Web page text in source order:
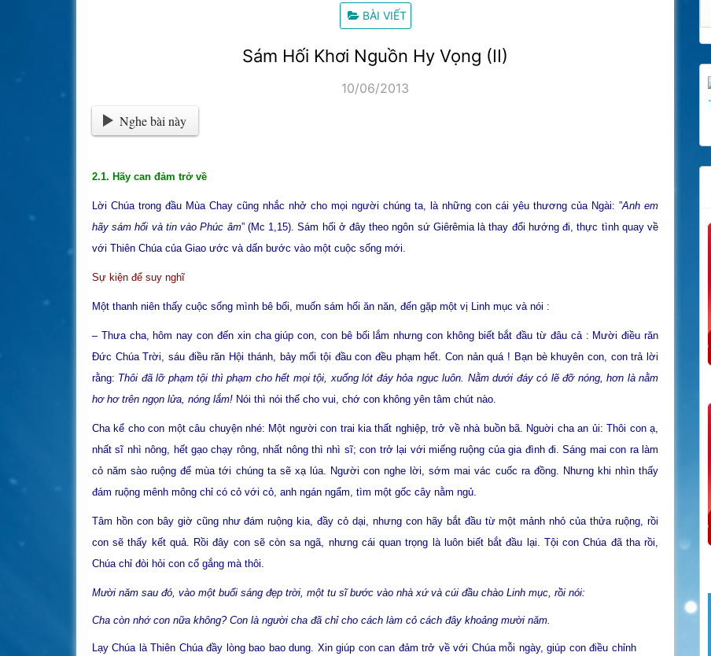
BÀI VIẾT
Sám Hối Khơi Nguồn Hy Vọng (II)
10/06/2013
Nghe bài này
2.1. Hãy can đảm trở về
Lời Chúa trong đầu Mùa Chay cũng nhắc nhở cho mọi người chúng ta, là những con cái yêu thương của Ngài: ”Anh em
hãy sám hối và tin vào Phúc âm” (Mc 1,15). Sám hối ở đây theo ngôn sứ Giêrêmia là thay đổi hướng đi, thực tình quay về
với Thiên Chúa của Giao ước và dấn bước vào một cuộc sống mới.
Sự kiện để suy nghĩ
Một thanh niên thấy cuộc sống mình bê bối, muốn sám hối ăn năn, đến gặp một vị Linh mục và nói :
– Thưa cha, hôm nay con đến xin cha giúp con, con bê bối lắm nhưng con không biết bắt đầu từ đâu cả : Mười điều răn
Đức Chúa Trời, sáu điều răn Hội thánh, bảy mối tội đầu con đều phạm hết. Con nản quá ! Bạn bè khuyên con, con trả lời
rằng: Thôi đã lỡ phạm tội thì phạm cho hết mọi tội, xuống lót đáy hỏa ngục luôn. Nằm dưới đáy có lẽ đỡ nóng, hơn là nằm
hơ hơ trên ngọn lửa, nóng lắm! Nói thì nói thế cho vui, chớ con không yên tâm chút nào.
Cha kể cho con một câu chuyện nhé: Một người con trai kia thất nghiệp, trở về nhà buồn bã. Nguời cha an ủi: Thôi con ạ,
nhất sĩ nhì nông, hết gạo chạy rông, nhất nông thì nhì sĩ; con trở lại với miếng ruộng của gia đình đi. Sáng mai con ra làm
cỏ năm sào ruộng để mùa tới chúng ta sẽ xạ lúa. Người con nghe lời, sớm mai vác cuốc ra đồng. Nhưng khi nhìn thấy
đám ruộng mênh mông chỉ có cỏ với cỏ, anh ngán ngẩm, tìm một gốc cây nằm ngủ.
Tâm hồn con bây giờ cũng như đám ruộng kia, đầy cỏ dại, nhưng con hãy bắt đầu từ một mảnh nhỏ của thửa ruộng, rồi
con sẽ thấy kết quả. Rồi đây con sẽ còn sa ngã, nhưng cái quan trọng là luôn biết bắt đầu lại. Tội con Chúa đã tha rồi,
Chúa chỉ đòi hỏi con cố gắng mà thôi.
Mười năm sau đó, vào một buổi sáng đẹp trời, một tu sĩ bước vào nhà xứ và cúi đầu chào Linh mục, rồi nói:
Cha còn nhớ con nữa không? Con là người cha đã chỉ cho cách làm cỏ cách đây khoảng mười năm.
Lạy Chúa là Thiên Chúa đầy lòng bao bao dung. Xin giúp con can đảm trở về với Chúa mỗi ngày, giúp con điều chỉnh